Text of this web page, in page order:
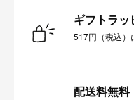
ギフトラッ
517円（税込）
配送料無料